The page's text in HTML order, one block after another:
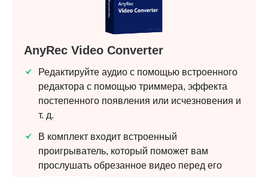
AnyRec Video Converter
Редактируйте аудио с помощью встроенного
редактора с помощью триммера, эффекта
постепенного появления или исчезновения и
т. д.
В комплект входит встроенный
проигрыватель, который поможет вам
прослушать обрезанное видео перед его